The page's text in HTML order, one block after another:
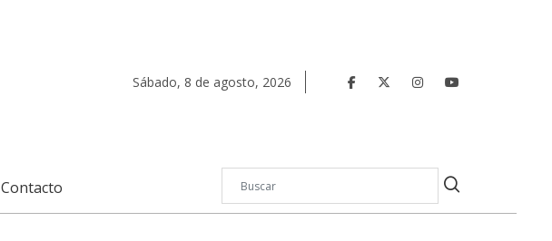
Sábado, 8 de agosto, 2026
Contacto